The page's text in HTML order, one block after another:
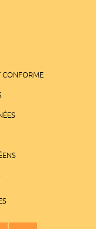
CONFORME